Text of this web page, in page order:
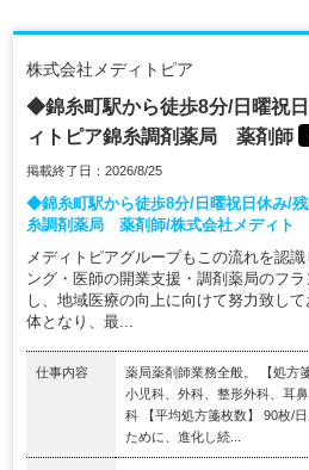
株式会社メディトピア
◆錦糸町駅から徒歩8分/日曜祝
ィトピア錦糸調剤薬局 薬剤師
掲載終了日：2026/8/25
◆錦糸町駅から徒歩8分/日曜祝日休み/
糸調剤薬局 薬剤師/株式会社メディト
メディトピアグループもこの流れを認
ング・医師の開業支援・調剤薬局のフ
し、地域医療の向上に向けて努力致し
体となり、最...
仕事内容
薬局薬剤師業務全般。 【処方
小児科、外科、整形外科、耳
科 【平均処方箋枚数】 90枚/
ために、進化し続...